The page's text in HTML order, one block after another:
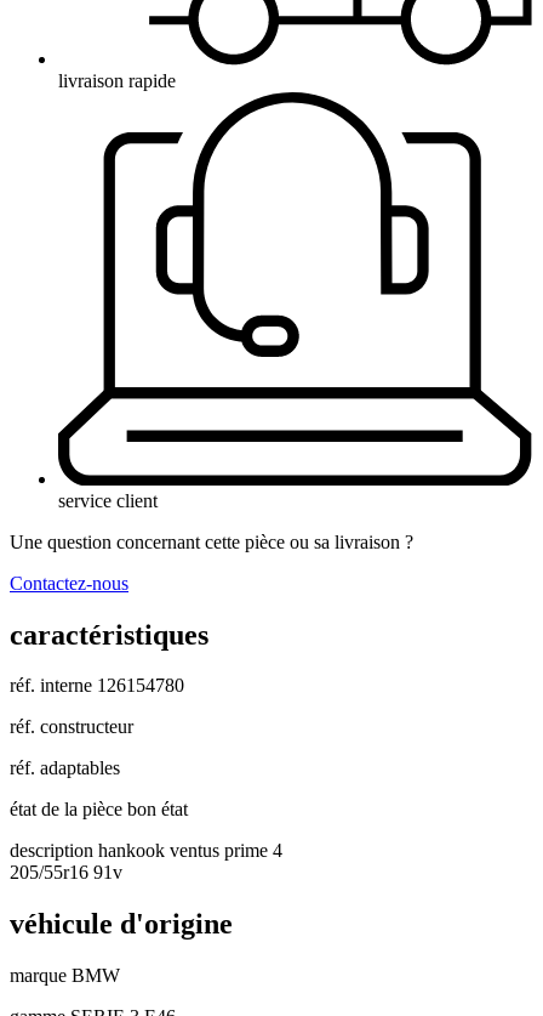
livraison rapide
service client
Une question concernant cette pièce ou sa livraison ?
Contactez-nous
caractéristiques
réf. interne 126154780
réf. constructeur
réf. adaptables
état de la pièce bon état
description hankook ventus prime 4
205/55r16 91v
véhicule d'origine
marque BMW